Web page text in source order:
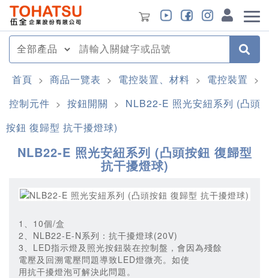
首頁 > 商品一覽表 > 電控裝置、材料 > 電控裝置 >
控制元件 > 按鈕開關 >
NLB22-E 照光安紐系列 (凸頭
按鈕 復歸型 抗干擾燈球)
NLB22-E 照光安紐系列 (凸頭按鈕 復歸型
抗干擾燈球)
1、10個/盒
2、NLB22-E-N系列：抗干擾燈球(20V)
3、LED指示燈及照光按鈕裝在控制盤，會因為殘餘
電壓及回溯電壓問題導致LED燈微亮。如使
用抗干擾燈泡可解決此問題。